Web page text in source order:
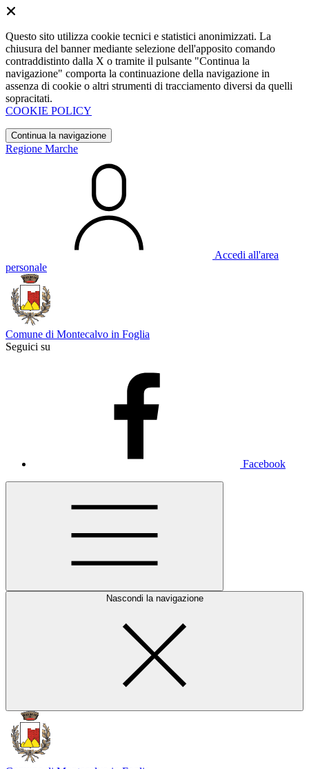
Questo sito utilizza cookie tecnici e statistici anonimizzati. La
chiusura del banner mediante selezione dell'apposito comando
contraddistinto dalla X o tramite il pulsante "Continua la
navigazione" comporta la continuazione della navigazione in
assenza di cookie o altri strumenti di tracciamento diversi da quelli
sopracitati.
COOKIE POLICY
Continua la navigazione
Regione Marche
Accedi all'area
personale
Comune di Montecalvo in Foglia
Seguici su
Facebook
Nascondi la navigazione